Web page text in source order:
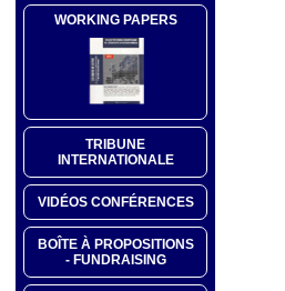
WORKING PAPERS
TRIBUNE
INTERNATIONALE
VIDÉOS CONFÉRENCES
BOÎTE À PROPOSITIONS
- FUNDRAISING